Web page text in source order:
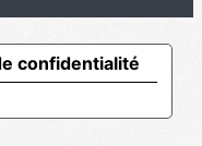
confidentialité